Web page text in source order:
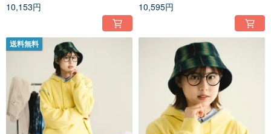
10,153円 10,595円
送料無料